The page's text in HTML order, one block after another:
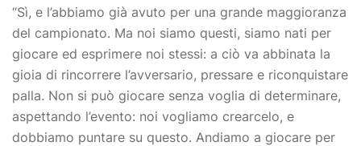
“Sì, e l’abbiamo già avuto per una grande maggioranza
del campionato. Ma noi siamo questi, siamo nati per
giocare ed esprimere noi stessi: a ciò va abbinata la
gioia di rincorrere l’avversario, pressare e riconquistare
palla. Non si può giocare senza voglia di determinare,
aspettando l’evento: noi vogliamo crearcelo, e
dobbiamo puntare su questo. Andiamo a giocare per